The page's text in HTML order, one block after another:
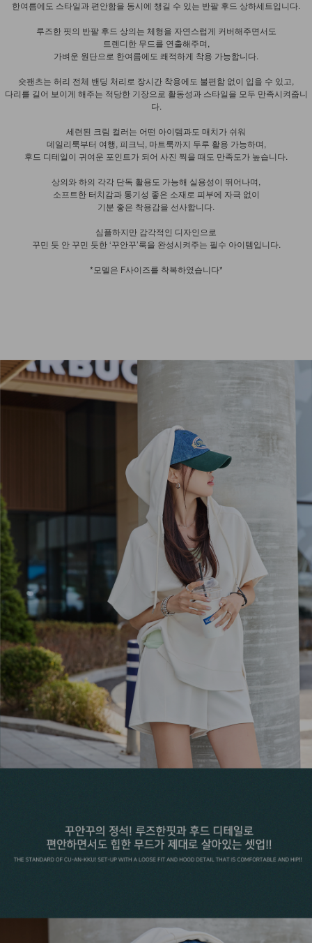
한여름에도 스타일과 편안함을 동시에 챙길 수 있는 반팔 후드 상하세트입니다.
루즈한 핏의 반팔 후드 상의는 체형을 자연스럽게 커버해주면서도
트렌디한 무드를 연출해주며,
가벼운 원단으로 한여름에도 쾌적하게 착용 가능합니다.
숏팬츠는 허리 전체 밴딩 처리로 장시간 착용에도 불편함 없이 입을 수 있고,
다리를 길어 보이게 해주는 적당한 기장으로 활동성과 스타일을 모두 만족시켜줍니
다.
세련된 크림 컬러는 어떤 아이템과도 매치가 쉬워
데일리룩부터 여행, 피크닉, 마트룩까지 두루 활용 가능하며,
후드 디테일이 귀여운 포인트가 되어 사진 찍을 때도 만족도가 높습니다.
상의와 하의 각각 단독 활용도 가능해 실용성이 뛰어나며,
소프트한 터치감과 통기성 좋은 소재로 피부에 자극 없이
기분 좋은 착용감을 선사합니다.
심플하지만 감각적인 디자인으로
꾸민 듯 안 꾸민 듯한 ‘꾸안꾸’룩을 완성시켜주는 필수 아이템입니다.
*모델은 F사이즈를 착복하였습니다*